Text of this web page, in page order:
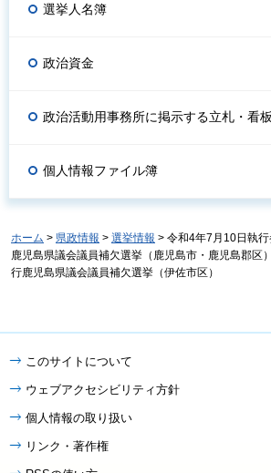
選挙人名簿
政治資金
政治活動用事務所に掲示する立札・看
個人情報ファイル簿
ホーム > 県政情報 > 選挙情報 > 令和4年7月10日執
鹿児島県議会議員補欠選挙（鹿児島市・鹿児島郡区
行鹿児島県議会議員補欠選挙（伊佐市区）
このサイトについて
ウェブアクセシビリティ方針
個人情報の取り扱い
リンク・著作権